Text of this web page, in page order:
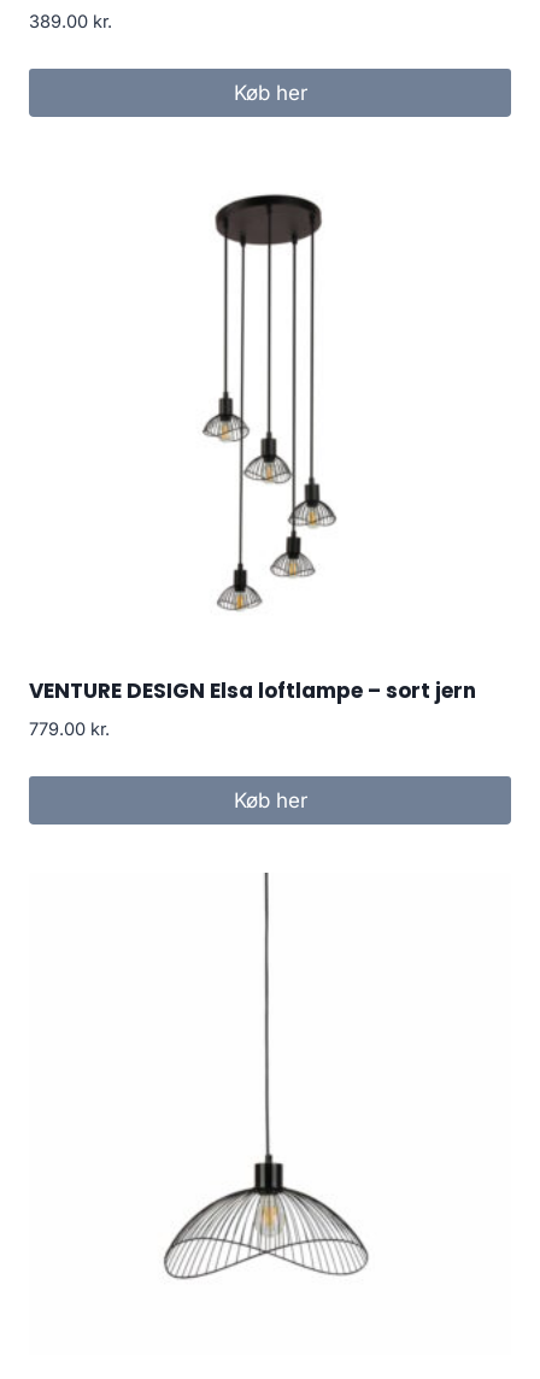
389.00 kr.
Køb her
VENTURE DESIGN Elsa loftlampe – sort jern
779.00 kr.
Køb her